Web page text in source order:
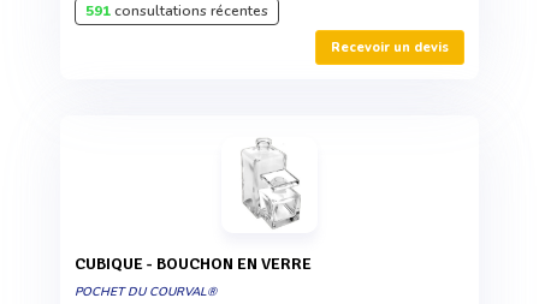
591consultations récentes
Recevoir un devis
CUBIQUE - BOUCHON EN VERRE
POCHET DU COURVAL®